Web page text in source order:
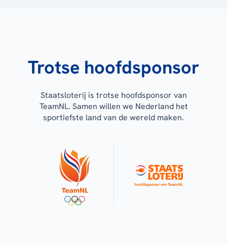
Trotse hoofdsponsor
Staatsloterij is trotse hoofdsponsor van
TeamNL. Samen willen we Nederland het
sportiefste land van de wereld maken.